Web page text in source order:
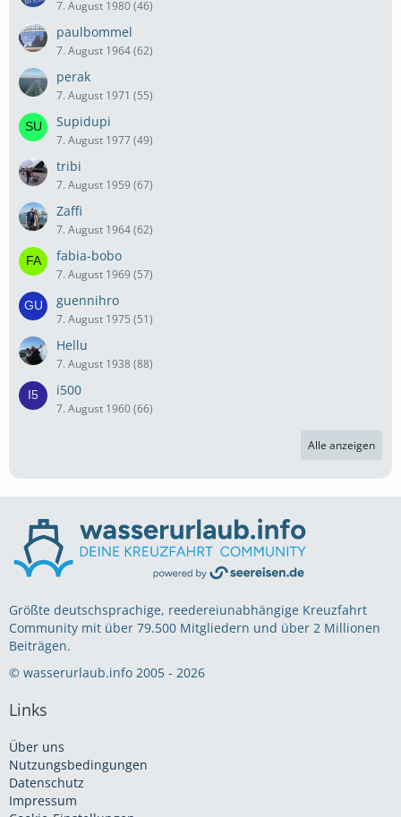
7. August 1980 (46)
paulbommel
7. August 1964 (62)
perak
7. August 1971 (55)
Supidupi
7. August 1977 (49)
tribi
7. August 1959 (67)
Zaffi
7. August 1964 (62)
fabia-bobo
7. August 1969 (57)
guennihro
7. August 1975 (51)
Hellu
7. August 1938 (88)
i500
7. August 1960 (66)
Alle anzeigen
Größte deutschsprachige, reedereiunabhängige Kreuzfahrt
Community mit über 79.500 Mitgliedern und über 2 Millionen
Beiträgen.
© wasserurlaub.info 2005 - 2026
Links
Über uns
Nutzungsbedingungen
Datenschutz
Impressum